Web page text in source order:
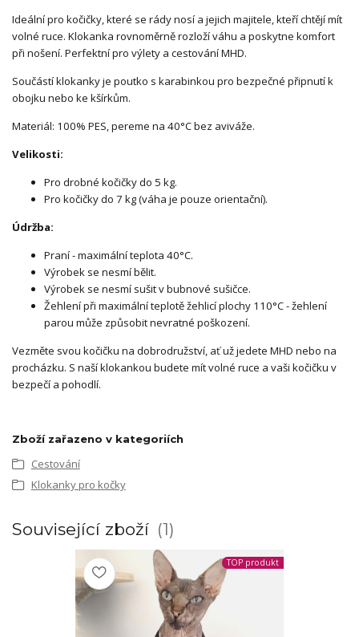
Ideální pro kočičky, které se rády nosí a jejich majitele, kteří chtějí mít
volné ruce. Klokanka rovnoměrně rozloží váhu a poskytne komfort
při nošení. Perfektní pro výlety a cestování MHD.
Součástí klokanky je poutko s karabinkou pro bezpečné připnutí k
obojku nebo ke kšírkům.
Materiál: 100% PES, pereme na 40°C bez aviváže.
Velikosti:
Pro drobné kočičky do 5 kg.
Pro kočičky do 7 kg (váha je pouze orientační).
Údržba:
Praní - maximální teplota 40°C.
Výrobek se nesmí bělit.
Výrobek se nesmí sušit v bubnové sušičce.
Žehlení při maximální teplotě žehlicí plochy 110°C - žehlení
parou může způsobit nevratné poškození.
Vezměte svou kočičku na dobrodružství, ať už jedete MHD nebo na
procházku. S naší klokankou budete mít volné ruce a vaši kočičku v
bezpečí a pohodlí.
Zboží zařazeno v kategoriích
Cestování
Klokanky pro kočky
Související zboží 1
TOP produkt